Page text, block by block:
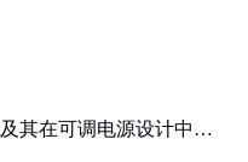
其在可调电源设计中的